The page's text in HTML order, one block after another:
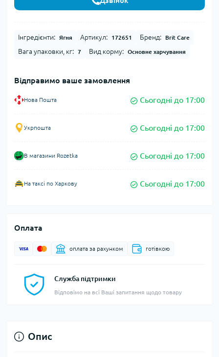
Інгредієнти: Ягня Артикул: 172651 Бренд: Brit Care
Вага упаковки, кг: 7 Вид корму: Основне харчування
Відправимо ваше замовлення
Нова Пошта Сьогодні до 17:00
Укрпошта Сьогодні до 17:00
В магазини Rozetka Сьогодні до 17:00
На таксі по Харкову Сьогодні до 17:00
Оплата
оплата за рахунком готівкою
Служба підтримки
Відповімо на всі Ваші запитання щодо товару
Опис